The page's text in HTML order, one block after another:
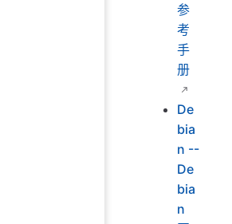
参
考
手
册
De
bia
n --
De
bia
n